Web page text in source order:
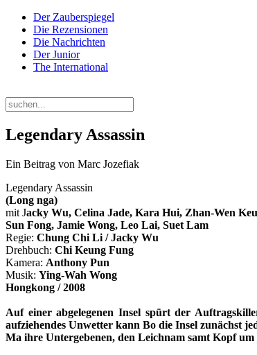
Der Zauberspiegel
Die Rezensionen
Die Nachrichten
Der Junior
The International
Legendary Assassin
Ein Beitrag von Marc Jozefiak
Legendary Assassin
(Long nga)
mit Jacky Wu, Celina Jade, Kara Hui, Zhan-Wen
Sun Fong, Jamie Wong, Leo Lai, Suet Lam
Regie: Chung Chi Li / Jacky Wu
Drehbuch: Chi Keung Fung
Kamera: Anthony Pun
Musik: Ying-Wah Wong
Hongkong / 2008
Auf einer abgelegenen Insel spürt der
aufziehendes Unwetter kann Bo die Insel zunächst
Ma ihre Untergebenen, den Leichnam samt Kopf